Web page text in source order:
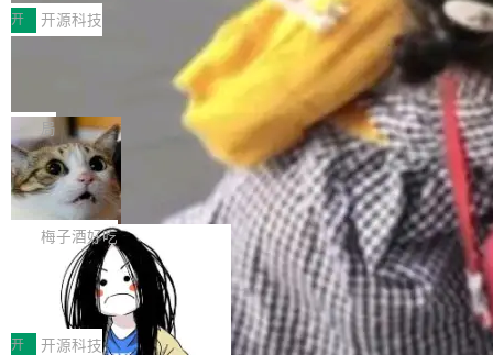
持续开源更多基于UCL-Engine的高性能通信组
件。 腾讯网平团队在UCL-MPComm中实现了一
个独立于业务线程的全局通信引擎（Engine），
经开始引入 AI Coding 工具，通过调用公有云模
型或企业内部部署模型提升研发效率。但随着 AI
Coding 从个人辅助工具逐步走向团队级、组织
级应用，企业在规模化落地过程中，对安全性、
可控性和代码质量提出了更高要求。 首先是数据
安全与合规要求。对于大多数普通研发场景，公
有云模型能够满足快速试用和效率提升的需求。
但对于金融、能源、医疗等对数据安全要求较...
智能应用典型案例名单》，集中展示人工智能在
各领域的应用成果，覆盖技术底座、行业赋能、
产品应用、支撑保障、专题等五大方向。深信服
AI算力网关（AI创新平台）成功入选！ 随着各行
各业的Agent走向规模化建设，算力构成形态逐
渐丰富，用户关注的重点也在发生变化：不只是
让AI用起来，还要进一步看清混合算力时代下，
Token花在哪里、算力是否被充分利用，以及持
续增长的AI成本该如何优化。 深信服AI算力网关
正是围绕这些实际问题，从Token治理和成本治
理两个方面，让用户的每一份算力都看得清、管
得住、用得稳、省得下、更安全！ 一、从现在开
始，Token使用一目...
开 开源科技
Jeff Dean 离开 Google：一个时代的结
束，一个实验室的开始
Google 员工编号 20。MapReduce 作者之一。
Bigtable 作者之一。TensorFlow 的作者之一。
Gemini 的架构师。Google 首席科学家。 Jeff D
ean 在 Google 工作了 27 年后，宣布离职。 他
不是一个人走。一同离开的还有 Sanjay Ghema
wat（Google 员工编号 23，Jeff Dean 二十多
年的编程搭档，MapReduce 和 Bigtable 的共同
作者）、Quoc Le（Google 大脑核心成员，Se
q2Seq 和 DocAI 的共同发明人）以及 Oriol Vin
yals（Gemini 联合负责人，AlphaSta...
局
🔥 SolonCode v2026.8.4 发布：界面
字体可调、22 种语言、记忆搜索增强
打开终端就能上岗的全中文编码智能体，这一轮
把「看得清、用母语、记得住」三件事一次补
齐。 SolonCode 是什么 SolonCode 是杭州无
耳科技研发的企业级终端编码智能体——一位全
中文驱动的数字员工，自主理解需求、规划步
骤、编写代码。不挑模型、不挑平台，curl 一行
梅子酒好吃
让“代码语义理解”深度释放AI Coding
价值潜能：华为云码道（CodeArts）
代码仓技术解析
一、代码仓深度理解技术的作用与价值 在软件工
程实践中，代码仓是企业核心知识资产的主要载
开 开源科技